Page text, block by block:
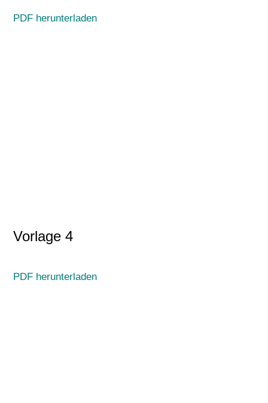
PDF herunterladen
Vorlage 4
PDF herunterladen